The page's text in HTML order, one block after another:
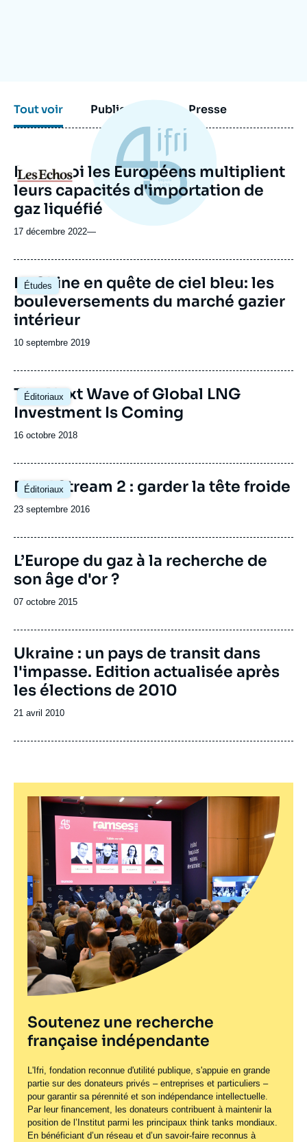
Tout voir Publications Presse
Logo
Pourquoi les Européens multiplient
leurs capacités d'importation de
gaz liquéfié
17 décembre 2022—
Études
Image
principale
La Chine en quête de ciel bleu: les
bouleversements du marché gazier
intérieur
Date
publication
10 septembre 2019
Éditoriaux
Image
principale
The Next Wave of Global LNG
Investment Is Coming
Date
publication
16 octobre 2018
Éditoriaux
Image
principale
Nord Stream 2 : garder la tête froide
Date
publication
23 septembre 2016
Image
de
couverture
la
L’Europe du gaz à la recherche de
son âge d'or ?
Date
publication
07 octobre 2015
Image
de
couverture
de
la
Ukraine : un pays de transit dans
l'impasse. Edition actualisée après
les élections de 2010
Date
publication
21 avril 2010
Soutenez une recherche
française indépendante
L'Ifri, fondation reconnue d'utilité publique, s'appuie en grande
partie sur des donateurs privés – entreprises et particuliers –
pour garantir sa pérennité et son indépendance intellectuelle.
Par leur financement, les donateurs contribuent à maintenir la
position de l’Institut parmi les principaux think tanks mondiaux.
En bénéficiant d’un réseau et d’un savoir-faire reconnus à